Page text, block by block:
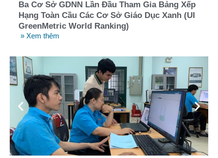
Ba Cơ Sở GDNN Lần Đầu Tham Gia Bảng Xếp
Hạng Toàn Cầu Các Cơ Sở Giáo Dục Xanh (UI
GreenMetric World Ranking)
» Xem thêm